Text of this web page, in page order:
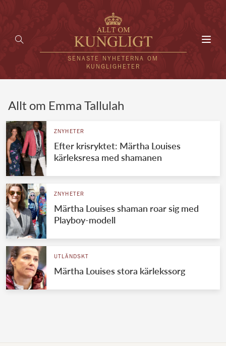
SENASTE NYHETERNA OM
KUNGLIGHETER
UTLÄNDSKT
VÄRLDENS KUNGAHUS
Svenska kungahuset
Brittiska kungahuset
Danska kungahuset
REDAKTION
Allt om Emma Tallulah
ZNYHETER
Efter krisryktet: Märtha Louises
kärleksresa med shamanen
ZNYHETER
Märtha Louises shaman roar sig med
Playboy-modell
UTLÄNDSKT
Märtha Louises stora kärlekssorg